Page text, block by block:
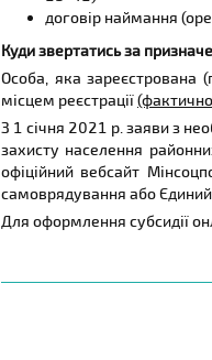
договір наймання
Куди звертатись за
Особа, яка зареєстрована
місцем реєстрації
З 1 січня 2021 р. заяви з
захисту населення
офіційний вебсайт
самоврядування або
Для оформлення субсидії